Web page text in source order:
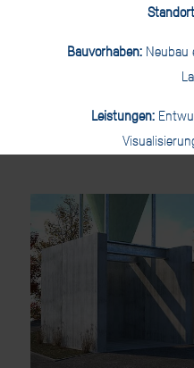
Bauvorhaben: Neubau
Leistungen: